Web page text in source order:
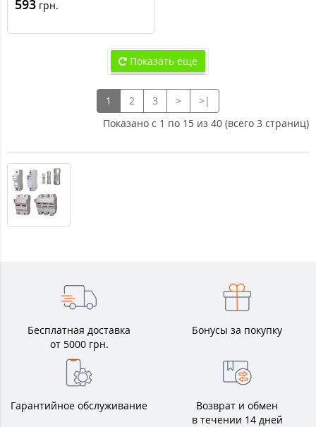
593 грн.
Показать еще
1 2 3 >
>|
Показано с 1 по 15 из 40 (всего 3 страниц)
Бесплатная доставка
от 5000 грн.
Бонусы за покупку
Гарантийное обслуживание
Возврат и обмен
в течении 14 дней